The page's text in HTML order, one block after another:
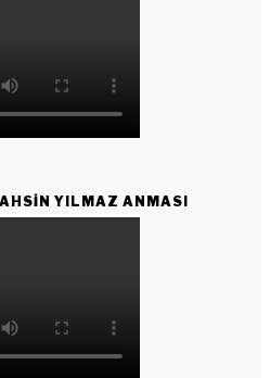
YILMAZ ANMASI